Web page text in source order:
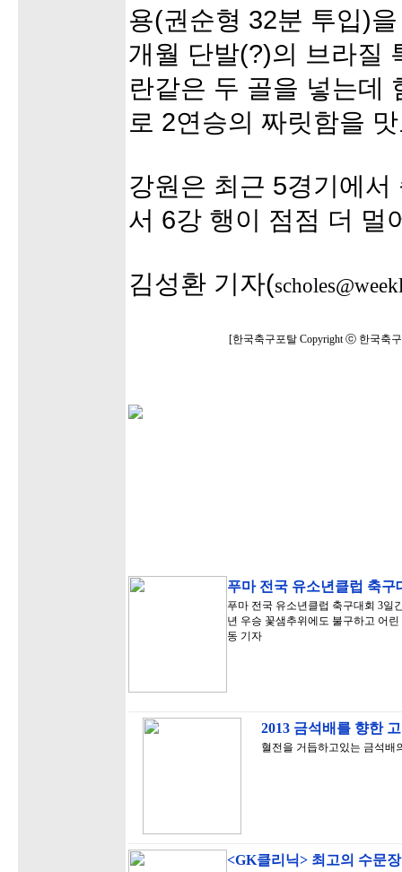
용(권순형 32분 투입)
개월 단발(?)의 브라질
란같은 두 골을 넣는데
로 2연승의 짜릿함을
강원은 최근 5경기에
서 6강 행이 점점 더 멀
김성환 기자(
[한국축구포탈 Copyright ⓒ 한국축
푸마 전국 유소년클럽 축
푸마 전국 유소년클럽 축구대회 3일
년 우승 꽃샘추위에도 불구하고 어
동 기자
2013 금석배를 향한
혈전을 거듭하고있는 금석배
<GK클리닉> 최고의 수문